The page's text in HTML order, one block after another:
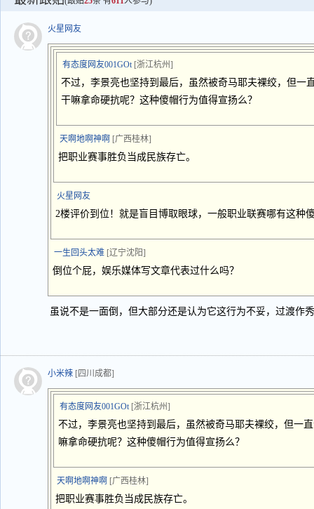
火星网友
有态度网友001GOt [浙江杭州]
不过，李景亮也坚持到最后，虽然被奇马耶夫裸绞，但一
干嘛拿命硬抗呢？这种傻帽行为值得宣扬么？
天啊地啊神啊 [广西桂林]
把职业赛事胜负当成民族存亡。
火星网友
2楼评价到位！就是盲目博取眼球，一般职业联赛哪有这种
一生回头太难 [辽宁沈阳]
倒位个屁，娱乐媒体写文章代表过什么吗？
虽说不是一面倒，但大部分还是认为它这行为不妥，过渡作秀
小米辣 [四川成都]
有态度网友001GOt [浙江杭州]
不过，李景亮也坚持到最后，虽然被奇马耶夫裸绞，但一
嘛拿命硬抗呢？这种傻帽行为值得宣扬么？
天啊地啊神啊 [广西桂林]
把职业赛事胜负当成民族存亡。